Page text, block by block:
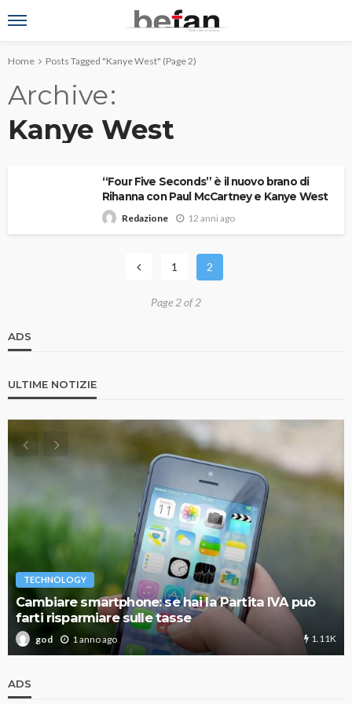
Home Posts Tagged "Kanye West" (Page 2)
Archive
Kanye West
“Four Five Seconds” è il nuovo brano di
Rihanna con Paul McCartney e Kanye West
Redazione 12 anni ago
1 2
Page 2 of 2
ADS
ULTIME NOTIZIE
TECHNOLOGY
Cambiare smartphone: se hai la Partita IVA può
farti risparmiare sulle tasse
god 1 anno ago 1.11K
ADS